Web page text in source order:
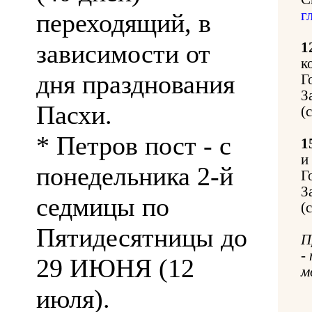
переходящий, в
зависимости от
дня празднования
Пасхи.
* Петров пост - с
понедельника 2-й
седмицы по
Пятидесятницы до
29 ИЮНЯ (12
июля).
и
-